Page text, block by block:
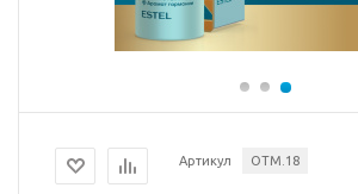
Артикул OTM.18